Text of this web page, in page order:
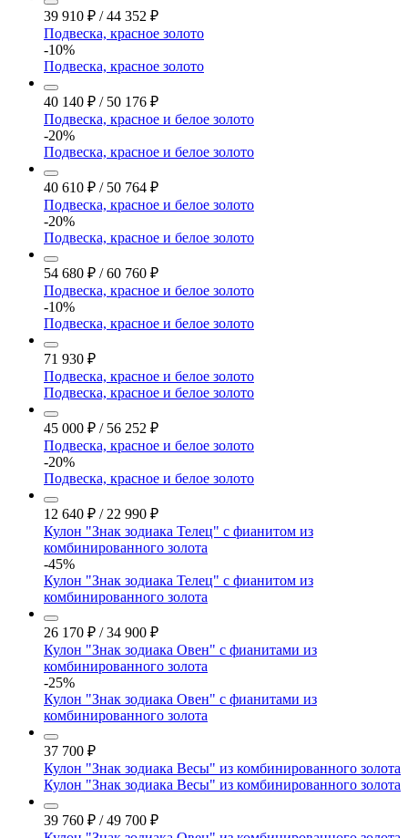
39 910 ₽ / 44 352 ₽
Подвеска, красное золото
-10%
Подвеска, красное золото
40 140 ₽ / 50 176 ₽
Подвеска, красное и белое золото
-20%
Подвеска, красное и белое золото
40 610 ₽ / 50 764 ₽
Подвеска, красное и белое золото
-20%
Подвеска, красное и белое золото
54 680 ₽ / 60 760 ₽
Подвеска, красное и белое золото
-10%
Подвеска, красное и белое золото
71 930 ₽
Подвеска, красное и белое золото
Подвеска, красное и белое золото
45 000 ₽ / 56 252 ₽
Подвеска, красное и белое золото
-20%
Подвеска, красное и белое золото
12 640 ₽ / 22 990 ₽
Кулон "Знак зодиака Телец" с фианитом из
комбинированного золота
-45%
Кулон "Знак зодиака Телец" с фианитом из
комбинированного золота
26 170 ₽ / 34 900 ₽
Кулон "Знак зодиака Овен" с фианитами из
комбинированного золота
-25%
Кулон "Знак зодиака Овен" с фианитами из
комбинированного золота
37 700 ₽
Кулон "Знак зодиака Весы" из комбинированного золота
Кулон "Знак зодиака Весы" из комбинированного золота
39 760 ₽ / 49 700 ₽